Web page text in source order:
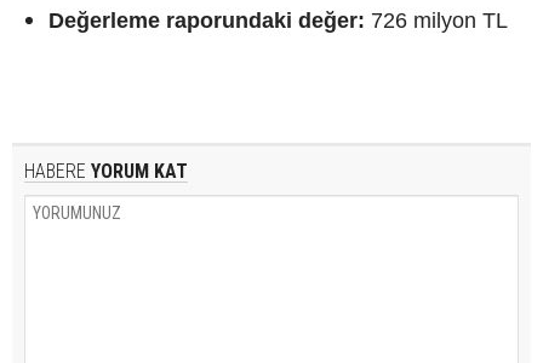
Değerleme raporundaki değer: 726 milyon TL
HABERE YORUM KAT